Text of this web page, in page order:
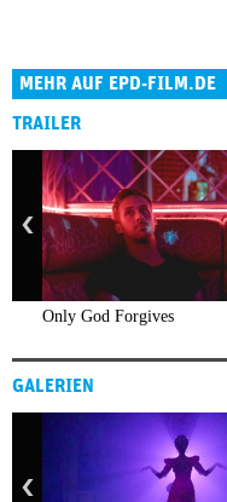
MEHR AUF EPD-FILM.DE
TRAILER
Only God Forgives
GALERIEN